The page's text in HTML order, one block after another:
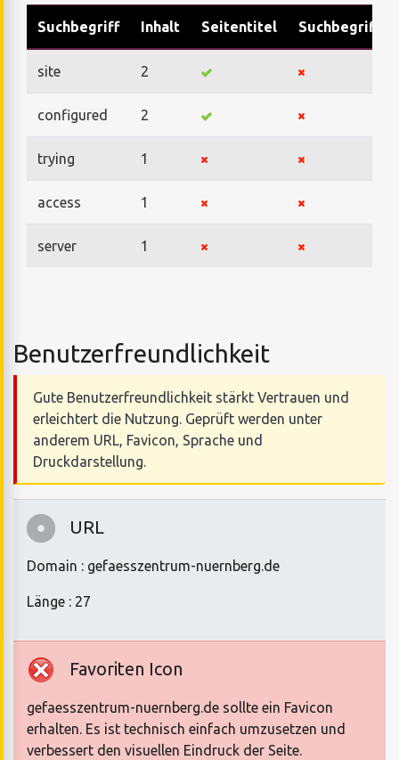
Suchbegriff Inhalt Seitentitel Suchbegriffe
site 2
configured 2
trying 1
access 1
server 1
Benutzerfreundlichkeit
Gute Benutzerfreundlichkeit stärkt Vertrauen und
erleichtert die Nutzung. Geprüft werden unter
anderem URL, Favicon, Sprache und
Druckdarstellung.
URL
Domain : gefaesszentrum-nuernberg.de
Länge : 27
Favoriten Icon
gefaesszentrum-nuernberg.de sollte ein Favicon
erhalten. Es ist technisch einfach umzusetzen und
verbessert den visuellen Eindruck der Seite.